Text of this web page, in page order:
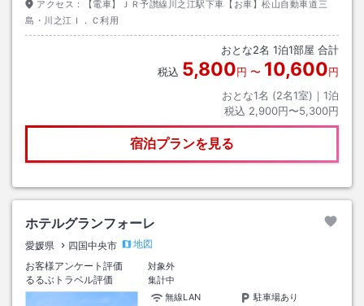
アクセス：
【電車】ＪＲ予讃線川之江駅下車【お車】松山自動車道三
島・川之江Ｉ．Ｃ利用
おとな2名 1泊1部屋 合計
税込 5,800円 〜 10,600円
おとな1名 (2名1室)｜ 1泊
税込 2,900円〜5,300円
宿泊プランを見る
ホテルグランフォーレ
愛媛県 四国中央市
地図
お客様アンケート評価
対象外
るるぶトラベル評価
集計中
無線LAN
駐車場あり